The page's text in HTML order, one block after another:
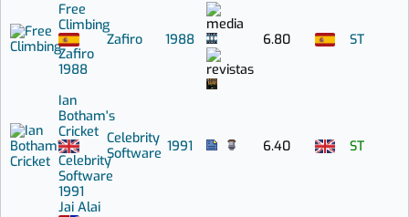
Free
Climbing
Zafiro
1988
Zafiro 1988 6.80 ST
Ian
Botham's
Cricket
Celebrity
Software
1991
Celebrity
Software 1991 6.40 ST
Jai Alai